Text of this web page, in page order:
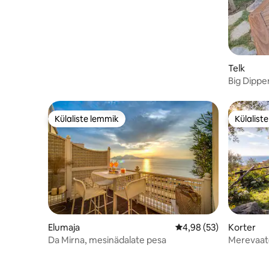
Telk
Big
Külaliste lemmik
Külaliste lemmik
Elumaja Keskmine hinnang
4,98 (53)
Da Mirna, mesinädalate pesa
Korter